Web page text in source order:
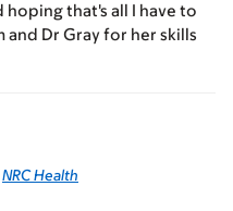
hoping that's all I have to
Dr Gray for her skills
NRC Health